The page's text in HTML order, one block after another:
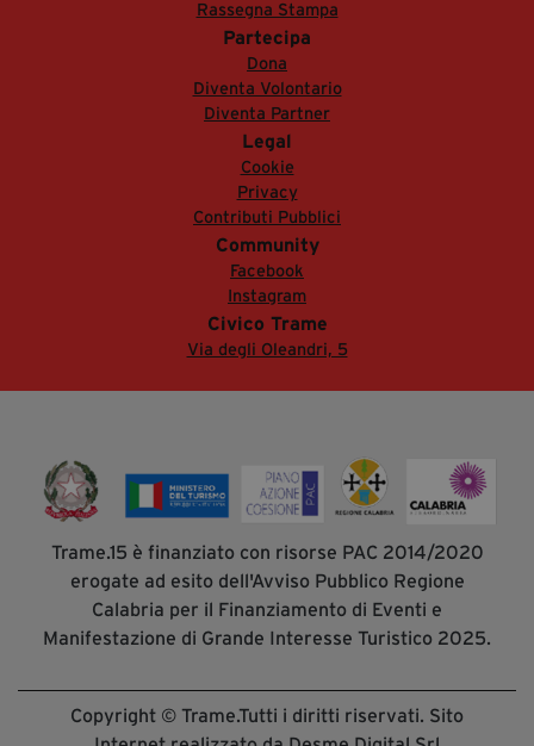
Rassegna Stampa
Partecipa
Dona
Diventa Volontario
Diventa Partner
Legal
Cookie
Privacy
Contributi Pubblici
Community
Facebook
Instagram
Civico Trame
Via degli Oleandri, 5
Trame.15 è finanziato con risorse PAC 2014/2020
erogate ad esito dell'Avviso Pubblico Regione
Calabria per il Finanziamento di Eventi e
Manifestazione di Grande Interesse Turistico 2025.
Copyright © Trame.Tutti i diritti riservati. Sito